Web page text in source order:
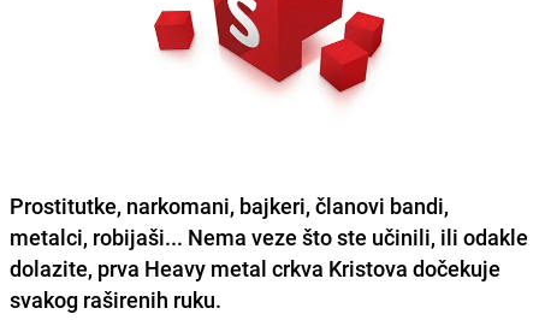
Prostitutke, narkomani, bajkeri, članovi bandi,
metalci, robijaši... Nema veze što ste učinili, ili odakle
dolazite, prva Heavy metal crkva Kristova dočekuje
svakog raširenih ruku.